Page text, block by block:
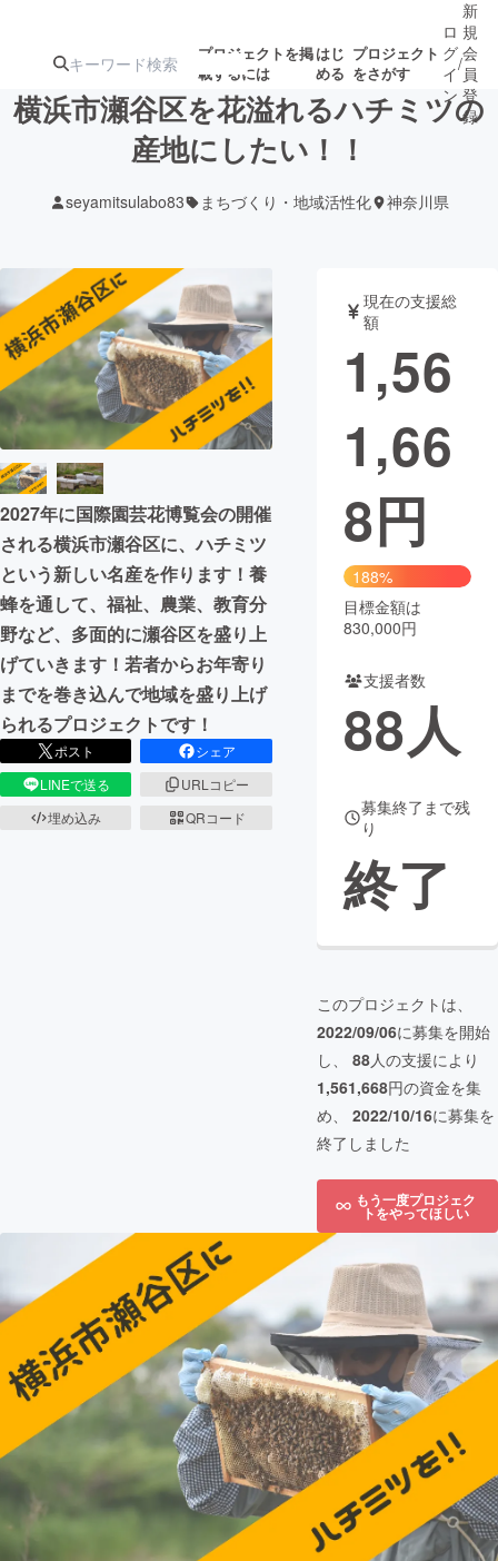
プロジェクトを掲
載するには
はじ
める
プロジェクト
をさがす
ジェクト
ターン
ジェクト
募集終了が近いプ
ロジェクト
もうすぐ公開
されます
アート・写真 音楽
テクノロジー・ガジェット ゲーム・サ
映像・映画
まちづくり・地域活性化
CAMPFIRE for Social Good
CAMPFIRE Creation
CAMPFIREふるさと納税machi-ya コミュニティ
ロ
グ
イ
ン
/
新
規
会
員
登
録
横浜市瀬谷区を花溢れるハチミツの
産地にしたい！！
seyamitsulabo83 まちづくり・地域活性化 神奈川県
2027年に国際園芸花博覧会の開催
される横浜市瀬谷区に、ハチミツ
という新しい名産を作ります！養
蜂を通して、福祉、農業、教育分
野など、多面的に瀬谷区を盛り上
げていきます！若者からお年寄り
までを巻き込んで地域を盛り上げ
られるプロジェクトです！
ポスト
シェア
LINEで送る
URLコピー
埋め込み
QRコード
現在の支援総
額
1,56
1,66
8円
188%
目標金額は
830,000円
支援者数
88人
募集終了まで残
り
終了
このプロジェクトは、
2022/09/06に募集を開始
し、 88人の支援により
1,561,668円の資金を集
め、 2022/10/16に募集を
終了しました
もう一度プロジェク
トをやってほしい